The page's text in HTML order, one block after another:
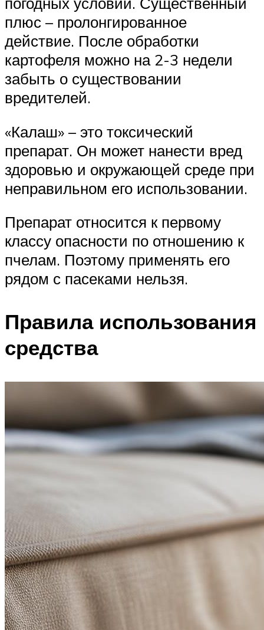
плюс – пролонгированное
действие. После обработки
картофеля можно на 2-3 недели
забыть о существовании
вредителей.
«Калаш» – это токсический
препарат. Он может нанести вред
здоровью и окружающей среде при
неправильном его использовании.
Препарат относится к первому
классу опасности по отношению к
пчелам. Поэтому применять его
рядом с пасеками нельзя.
Правила использования
средства